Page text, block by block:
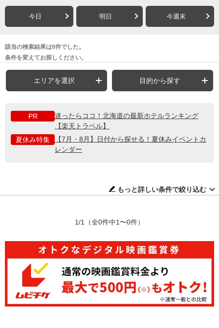
今日 明日 今週末
該当の検索結果は0件でした。
条件を変えてお探しください。
エリアを選択 目的から探す
PR
迷ったらココ！北海道の最新ホテルランキング
【楽天トラベル】
夏休み特集
【7月・8月】日付から探せる！夏休みイベントカ
レンダー
もっと詳しい条件で絞り込む
1/1 （全0件中1〜0件）